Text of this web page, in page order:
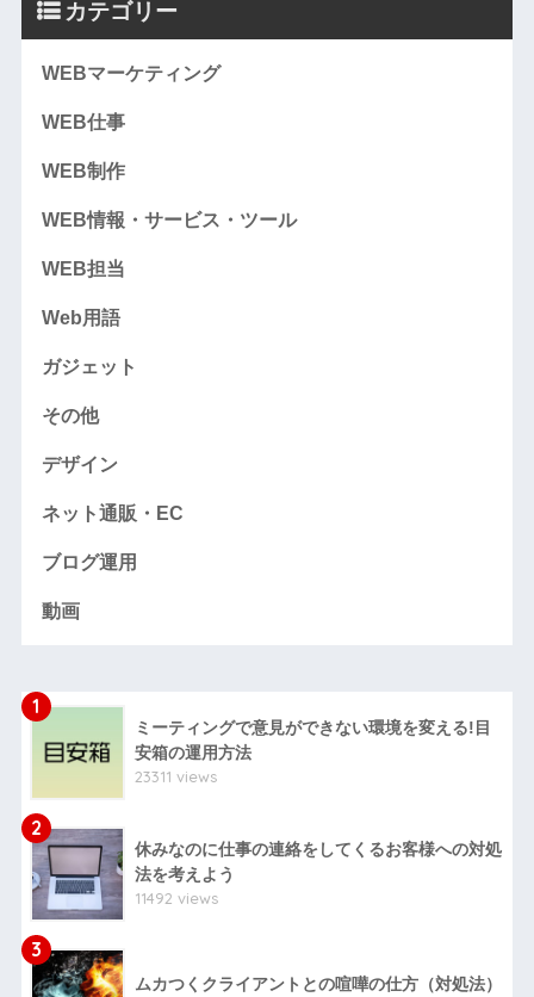
カテゴリー
WEBマーケティング
WEB仕事
WEB制作
WEB情報・サービス・ツール
WEB担当
Web用語
ガジェット
その他
デザイン
ネット通販・EC
ブログ運用
動画
1
ミーティングで意見ができない環境を変える!目
安箱の運用方法
23311 views
2
休みなのに仕事の連絡をしてくるお客様への対処
法を考えよう
11492 views
3
ムカつくクライアントとの喧嘩の仕方（対処法）